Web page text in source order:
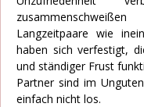
Langzeitpaare wie
haben sich verfestigt,
und ständiger Frust
Partner sind im
einfach nicht los.